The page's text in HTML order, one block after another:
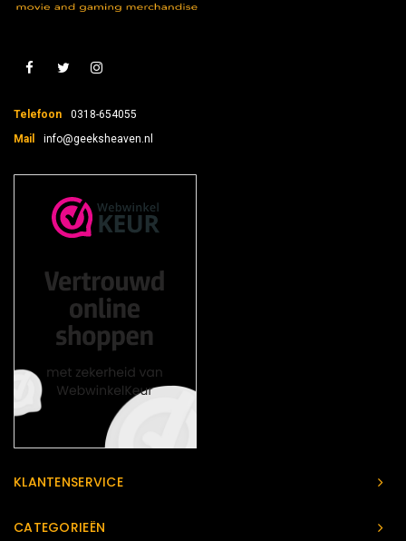
Telefoon
0318-654055
Mail
info@geeksheaven.nl
KLANTENSERVICE
CATEGORIEËN